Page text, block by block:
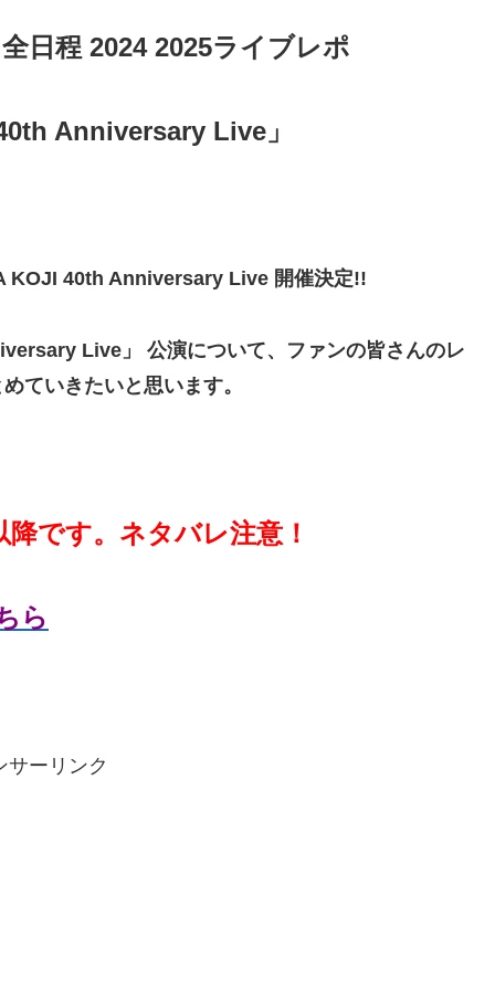
日程 2024 2025ライブレポ
Anniversary Live」
KOJI 40th Anniversary Live 開催決定!!
Live」 公演について、ファンの皆さんのレ
ていきたいと思います。
です。ネタバレ注意！
ら
サーリンク